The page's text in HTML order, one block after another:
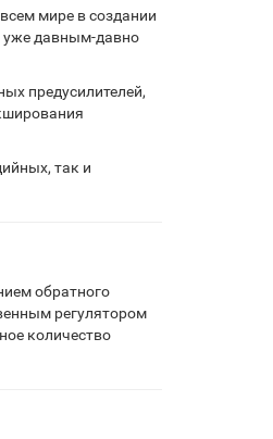
мире в создании
уже давным-давно
предусилителей,
так и
обратного
регулятором
количество